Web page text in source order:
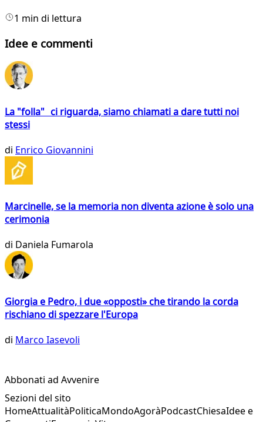
1 min di lettura
Idee e commenti
La "folla" ci riguarda, siamo chiamati a dare tutti noi
stessi
di Enrico Giovannini
Marcinelle, se la memoria non diventa azione è solo una
cerimonia
di Daniela Fumarola
Giorgia e Pedro, i due «opposti» che tirando la corda
rischiano di spezzare l'Europa
di Marco Iasevoli
Abbonati ad Avvenire
Sezioni del sito
HomeAttualitàPoliticaMondoAgoràPodcastChiesaIdee e